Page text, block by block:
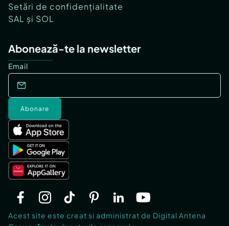
Setări de confidențialitate
SAL și SOL
Abonează-te la newsletter
Email
Abonare
Acest site este creat si administrat de Digital Antena